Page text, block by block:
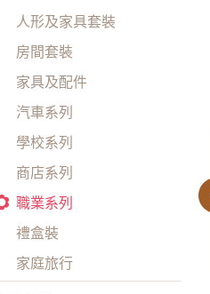
人形及家具套裝
房間套裝
家具及配件
汽車系列
學校系列
商店系列
職業系列
禮盒裝
家庭旅行